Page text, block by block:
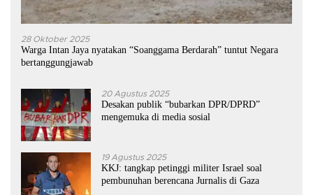
28 Oktober 2025
Warga Intan Jaya nyatakan “Soanggama Berdarah” tuntut Negara
bertanggungjawab
20 Agustus 2025
Desakan publik “bubarkan DPR/DPRD”
mengemuka di media sosial
19 Agustus 2025
KKJ: tangkap petinggi militer Israel soal
pembunuhan berencana Jurnalis di Gaza